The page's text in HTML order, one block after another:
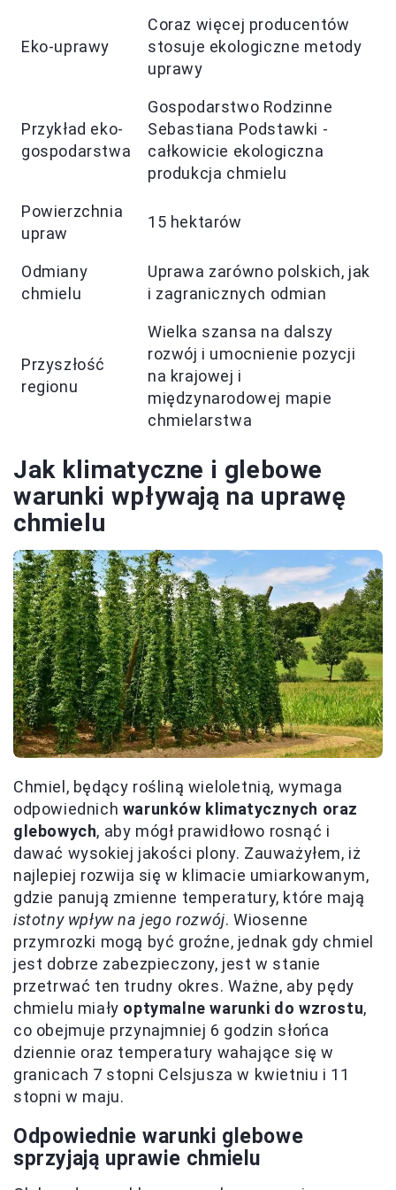
Eko-uprawy
Coraz więcej producentów
stosuje ekologiczne metody
uprawy
Przykład eko-
gospodarstwa
Gospodarstwo Rodzinne
Sebastiana Podstawki -
całkowicie ekologiczna
produkcja chmielu
Powierzchnia
upraw
15 hektarów
Odmiany
chmielu
Uprawa zarówno polskich, jak
i zagranicznych odmian
Przyszłość
regionu
Wielka szansa na dalszy
rozwój i umocnienie pozycji
na krajowej i
międzynarodowej mapie
chmielarstwa
Jak klimatyczne i glebowe
warunki wpływają na uprawę
chmielu
Chmiel, będący rośliną wieloletnią, wymaga
odpowiednich warunków klimatycznych oraz
glebowych, aby mógł prawidłowo rosnąć i
dawać wysokiej jakości plony. Zauważyłem, iż
najlepiej rozwija się w klimacie umiarkowanym,
gdzie panują zmienne temperatury, które mają
istotny wpływ na jego rozwój. Wiosenne
przymrozki mogą być groźne, jednak gdy chmiel
jest dobrze zabezpieczony, jest w stanie
przetrwać ten trudny okres. Ważne, aby pędy
chmielu miały optymalne warunki do wzrostu,
co obejmuje przynajmniej 6 godzin słońca
dziennie oraz temperatury wahające się w
granicach 7 stopni Celsjusza w kwietniu i 11
stopni w maju.
Odpowiednie warunki glebowe
sprzyjają uprawie chmielu